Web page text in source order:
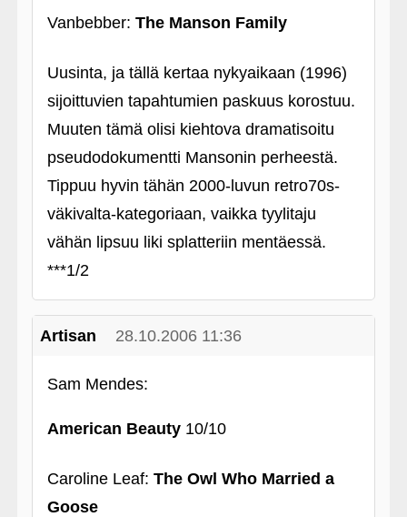
Vanbebber: The Manson Family
Uusinta, ja tällä kertaa nykyaikaan (1996)
sijoittuvien tapahtumien paskuus korostuu.
Muuten tämä olisi kiehtova dramatisoitu
pseudodokumentti Mansonin perheestä.
Tippuu hyvin tähän 2000-luvun retro70s-
väkivalta-kategoriaan, vaikka tyylitaju
vähän lipsuu liki splatteriin mentäessä.
***1/2
Artisan 28.10.2006 11:36
Sam Mendes:
American Beauty10/10
Caroline Leaf: The Owl Who Married a
Goose